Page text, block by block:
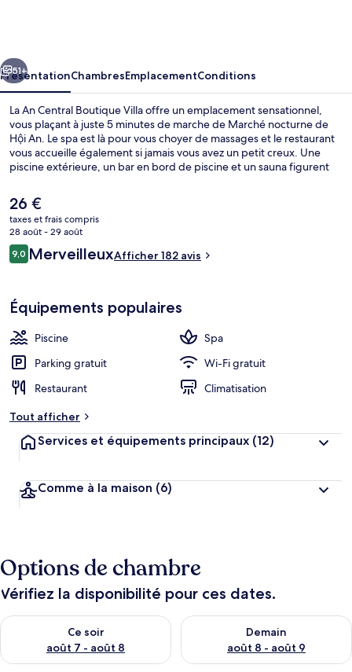
Villa
Suivant
51+
PrésentationChambresEmplacementConditions
La An Central Boutique Villa offre un emplacement sensationnel,
vous plaçant à juste 5 minutes de marche de Marché nocturne de
Hội An. Le spa est là pour vous choyer de massages et le restaurant
vous accueille également si jamais vous avez un petit creux. Une
piscine extérieure, un bar en bord de piscine et un sauna figurent
l'emplacement remportent un franc succès auprès des autres
voyageurs.
Le
prix
actuel
est
de
26 €
taxes et frais compris
28 août - 29 août
Avis
voyageurs
9,09,0 sur 10
MerveilleuxAfficher 182 avis
Équipements populaires
Piscine
Spa
Parking gratuit
Wi-Fi gratuit
Restaurant
Climatisation
Tout afficher
Services et équipements principaux (12)
Comme à la maison (6)
Options de chambre
Vérifiez la disponibilité pour ces dates.
Ce soir
août 7 - août 8
Vérifier la disponibilité pour ce soir août 7 - août 8
Demain
août 8 - août 9
Vérifier la disponibilité pour